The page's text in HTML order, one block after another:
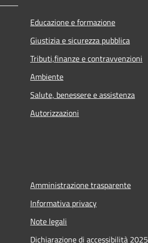
Educazione e formazione
Giustizia e sicurezza pubblica
Tributi,finanze e contravvenzioni
Ambiente
Salute, benessere e assistenza
Autorizzazioni
Amministrazione trasparente
Informativa privacy
Note legali
Dichiarazione di accessibilità 2025